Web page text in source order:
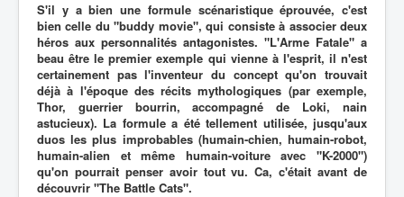
S'il y a bien une formule scénaristique éprouvée, c'est
bien celle du "buddy movie", qui consiste à associer deux
héros aux personnalités antagonistes. "L'Arme Fatale" a
beau être le premier exemple qui vienne à l'esprit, il n'est
certainement pas l'inventeur du concept qu'on trouvait
déjà à l'époque des récits mythologiques (par exemple,
Thor, guerrier bourrin, accompagné de Loki, nain
astucieux). La formule a été tellement utilisée, jusqu'aux
duos les plus improbables (humain-chien, humain-robot,
humain-alien et même humain-voiture avec "K-2000")
qu'on pourrait penser avoir tout vu. Ca, c'était avant de
découvrir "The Battle Cats".